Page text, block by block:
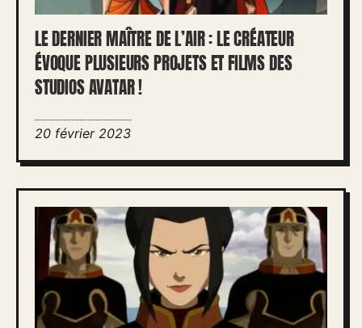
LE DERNIER MAÎTRE DE L’AIR : LE CRÉATEUR
ÉVOQUE PLUSIEURS PROJETS ET FILMS DES
STUDIOS AVATAR !
20 février 2023